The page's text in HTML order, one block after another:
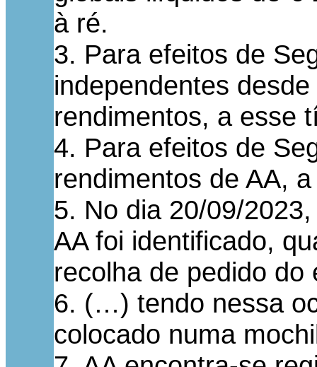
à ré.
3. Para efeitos de
independentes
rendimentos, a esse
4. Para efeitos de
rendimentos de AA,
5. No dia 20/09/
AA foi identificado,
recolha de pedido
6. (…) tendo nessa
colocado numa